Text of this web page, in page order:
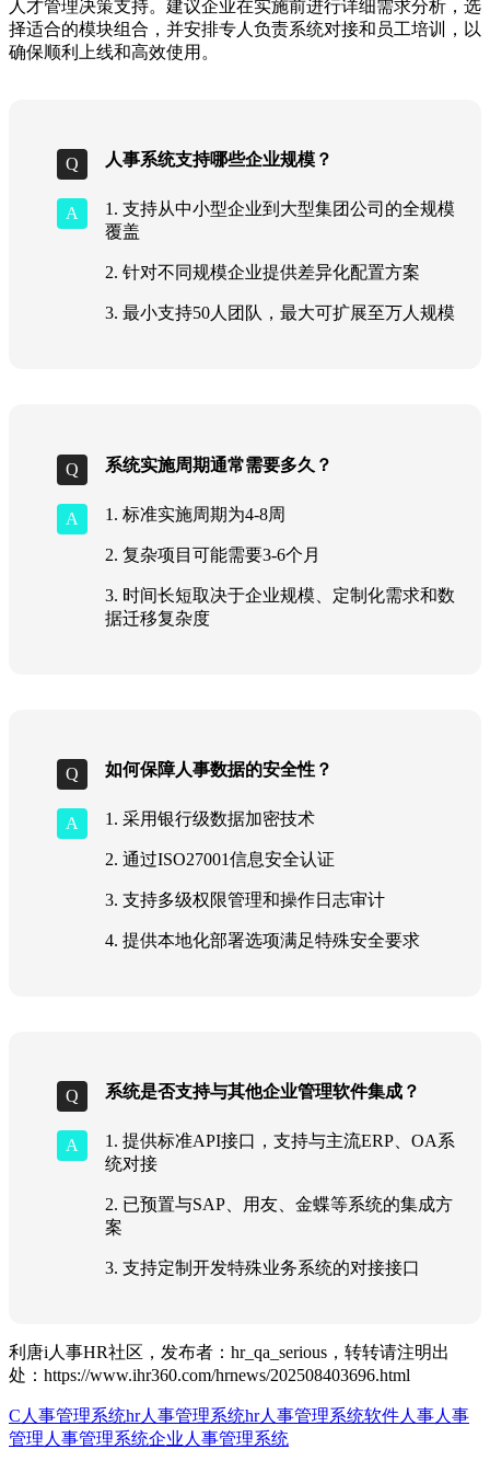
人才管理决策支持。建议企业在实施前进行详细需求分析，选
择适合的模块组合，并安排专人负责系统对接和员工培训，以
确保顺利上线和高效使用。
人事系统支持哪些企业规模？
1. 支持从中小型企业到大型集团公司的全规模
覆盖
2. 针对不同规模企业提供差异化配置方案
3. 最小支持50人团队，最大可扩展至万人规模
系统实施周期通常需要多久？
1. 标准实施周期为4-8周
2. 复杂项目可能需要3-6个月
3. 时间长短取决于企业规模、定制化需求和数
据迁移复杂度
如何保障人事数据的安全性？
1. 采用银行级数据加密技术
2. 通过ISO27001信息安全认证
3. 支持多级权限管理和操作日志审计
4. 提供本地化部署选项满足特殊安全要求
系统是否支持与其他企业管理软件集成？
1. 提供标准API接口，支持与主流ERP、OA系
统对接
2. 已预置与SAP、用友、金蝶等系统的集成方
案
3. 支持定制开发特殊业务系统的对接接口
利唐i人事HR社区，发布者：hr_qa_serious，转转请注明出
处： https://www.ihr360.com/hrnews/202508403696.html
C人事管理系统hr人事管理系统hr人事管理系统软件人事人事
管理 人事管理系统企业人事管理系统